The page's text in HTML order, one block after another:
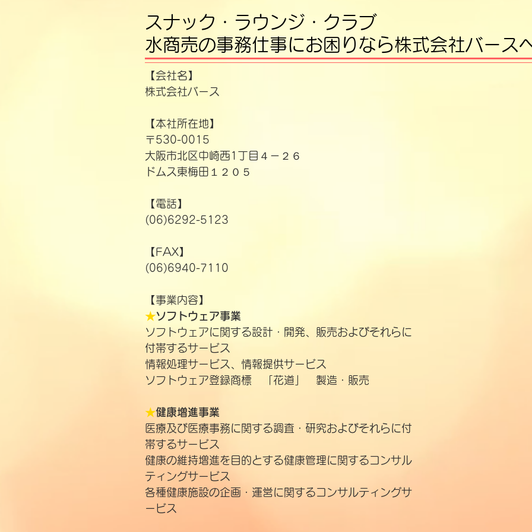
​スナック・ラウンジ・クラブ
水商売の事務仕事にお困りなら株式会社バース
【会社名】
株式会社バース
【本社所在地】
〒530-0015
大阪市北区中崎西1丁目４－２６
​ドムス東梅田１２０５
【電話】
(06)6292-5123
【FAX】
(06)6940-7110
【事業内容】
★ソフトウェア事業
ソフトウェアに関する設計・開発、販売およびそれらに
付帯するサービス
情報処理サービス、情報提供サービス
ソフトウェア登録商標 「花道」 製造・販売
★健康増進事業
医療及び医療事務に関する調査・研究およびそれらに付
帯するサービス
健康の維持増進を目的とする健康管理に関するコンサル
ティングサービス
各種健康施設の企画・運営に関するコンサルティングサ
ービス